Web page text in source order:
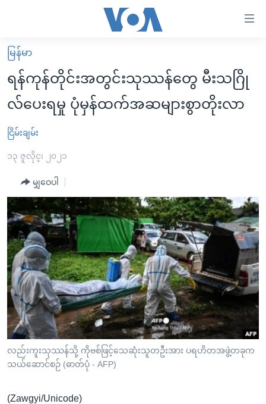
လွယ်ကူ
စေ
သည့်
များ
ပင်မ
ကျော်
ကြည့်
ရန်
ပင်မ
အ
ညွန်း
စာမျက်နှာ
သို့
ကျော်
ကြည့်
ရန်
ရန်
မူလစာမျက်နှာ
မြန်မာ
ကမ္ဘာ့သတင်းများ
နိုင်ငံတကာ
အစ္စရေး-ပါလက်စတိုင်း
ဗွီဒီယို
အင်္ဂလိပ်စာလေ့လာမယ်
အမေရိကန်သုံးအီဒီယံ
မကြေးမုံရဲ့ အင်္ဂလိပ်စာ
ရုပ်ရှင်ထဲက အင်္ဂလိပ်စာ
သုတပဒေသာ အင်္ဂလိပ်စာ
အပတ်စဉ်ကဏ္ဍများ
ရေဒီယို
တီဗွီ
ရေဒီယိုနှင့်ရုပ်သံ အချက်အလက်များ
ရေဒီယို/တီဗွီအစီအစဉ်
Learning English
ဗွီအိုအေ လူမှုကွန်ယက်များ
မြန်မာ
ရန်ကုန်တိုင်းအတွင်းသုဿန်တွေ မီးသဂြို
လ်ပေးရမှု ပုံမှန်ထက်အဆများစွာတိုးလာ
ငြိမ်းချမ်း
၁၃ ဇူလိုင္၊ ၂၀၂၁
မျှဝေပါ
လည်းကူးသုဿန်သို့ ကိုဗစ်ဖြင့်သေဆုံးသူတဦးအား ပရဟိတအဖွဲ့တခုက
သယ်ဆောင်စဉ် (ဓာတ်ပုံ - AFP)
(Zawgyi/Unicode)